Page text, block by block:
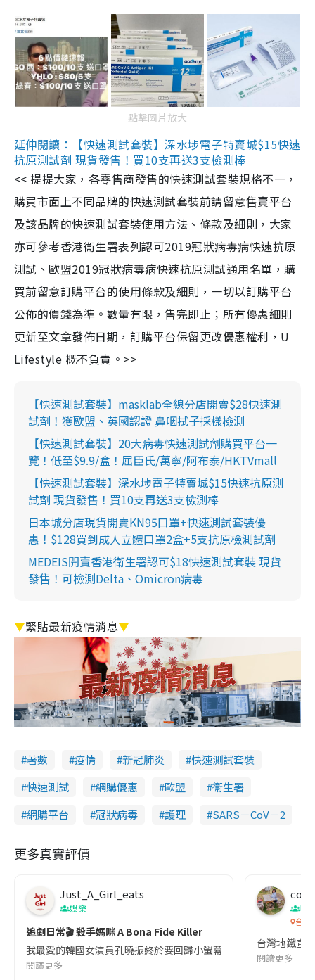
點擊圖片放大
延伸閱讀：【快速測試套裝】深水埗電子特賣城$15快速
抗原測試劑 現貨發售！買10支再送3支檢測棒
<< 提提大家，各零售商發售的快速測試套裝規格不一，
購買市面上不同品牌的快速測試套裝前請留意售賣平台
及該品牌的快速測試套裝使用方法、條款及細則，大家
亦可參考香港衞生署表列認可2019冠狀病毒病快速抗原
測試、歐盟2019冠狀病毒病快速抗原測試通用名單，購
買前留意訂購平台的使用條款及細則，一切以訂購平台
公佈的價錢為準。數量有限，售完即止；所有優惠細則
更新至文章發佈日期，訂購平台保留更改優惠權利，U
Lifestyle 概不負責。>>
【快速測試套裝】masklab全線分店開賣$28快速測
試劑！獲歐盟、英國認證 鼻咽拭子採樣檢測
【快速測試套裝】20大病毒快速測試劑購買平台一
覽！低至$9.9/盒！屈臣氏/萬寧/阿布泰/HKTVmall
【快速測試套裝】深水埗電子特賣城$15快速抗原測
試劑 現貨發售！買10支再送3支檢測棒
日本城分店現貨開賣KN95口罩+快速測試套裝優
惠！$128買到成人立體口罩2盒+5支抗原檢測試劑
MEDEIS開賣香港衛生署認可$18快速測試套裝 現貨
發售！可檢測Delta、Omicron病毒
▼緊貼最新疫情消息▼
著數 疫情 新冠肺炎
快速測試套裝
快速測試
網購優惠 歐盟
衞生署
網購平台
冠狀病毒 護理 SARS－CoV－2
更多真實評價
Just_A_Girl_eats
娛樂
追劇日常🎬 殺手媽咪 A Bona Fide Killer
我最愛的韓國女演員孔曉振終於要回歸小螢幕啦!這次的劇本改編
閱讀更多
co
吹
台灣
台灣地鐵宣
閱讀更多